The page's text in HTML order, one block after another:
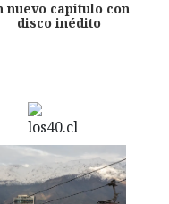
nuevo capítulo con
disco inédito